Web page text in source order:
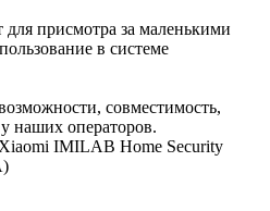
присмотра за маленькими
в системе
совместимость,
наших операторов.
IMILAB Home Security